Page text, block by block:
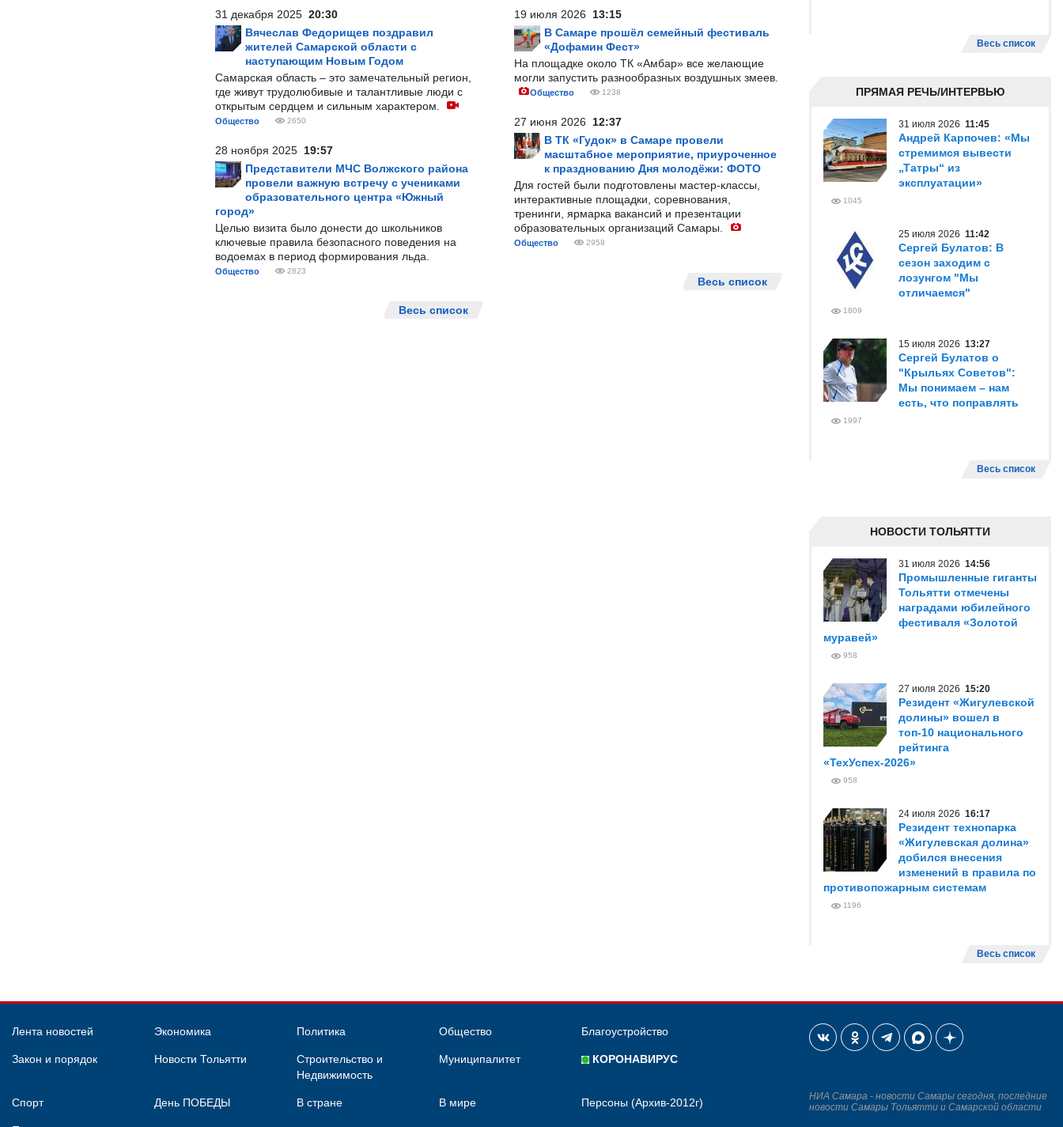
31 декабря 2025 20:30
Вячеслав Федорищев поздравил
жителей Самарской области с
наступающим Новым Годом
Самарская область – это замечательный регион,
где живут трудолюбивые и талантливые люди с
открытым сердцем и сильным характером.
Общество 2650
28 ноября 2025 19:57
Представители МЧС Волжского района
провели важную встречу с учениками
образовательного центра «Южный
город»
Целью визита было донести до школьников
ключевые правила безопасного поведения на
водоемах в период формирования льда.
Общество 2823
Весь список
19 июля 2026 13:15
В Самаре прошёл семейный фестиваль
«Дофамин Фест»
На площадке около ТК «Амбар» все желающие
могли запустить разнообразных воздушных змеев.
Общество 1238
27 июня 2026 12:37
В ТК «Гудок» в Самаре провели
масштабное мероприятие, приуроченное
к празднованию Дня молодёжи: ФОТО
Для гостей были подготовлены мастер-классы,
интерактивные площадки, соревнования,
тренинги, ярмарка вакансий и презентации
образовательных организаций Самары.
Общество 2958
Весь список
Весь список
ПРЯМАЯ РЕЧЬ/ИНТЕРВЬЮ
31 июля 2026 11:45
Андрей Карпочев: «Мы
стремимся вывести
„Татры“ из
эксплуатации»
1045
25 июля 2026 11:42
Сергей Булатов: В
сезон заходим с
лозунгом "Мы
отличаемся"
1809
15 июля 2026 13:27
Сергей Булатов о
"Крыльях Советов":
Мы понимаем – нам
есть, что поправлять
1997
Весь список
НОВОСТИ ТОЛЬЯТТИ
31 июля 2026 14:56
Промышленные гиганты
Тольятти отмечены
наградами юбилейного
фестиваля «Золотой
муравей»
958
27 июля 2026 15:20
Резидент «Жигулевской
долины» вошел в
топ-10 национального
рейтинга
«ТехУспех-2026»
958
24 июля 2026 16:17
Резидент технопарка
«Жигулевская долина»
добился внесения
изменений в правила по
противопожарным системам
1196
Весь список
Лента новостей Экономика Политика Общество Благоустройство
Закон и порядок Новости Тольятти
Строительство и
Недвижимость
Муниципалитет КОРОНАВИРУС
Спорт День ПОБЕДЫ В стране В мире Персоны (Архив-2012г)
НИА Самара - новости Самары сегодня, последние
новости Самары Тольятти и Самарской области